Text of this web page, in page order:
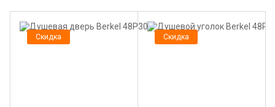
Скидка Скидка